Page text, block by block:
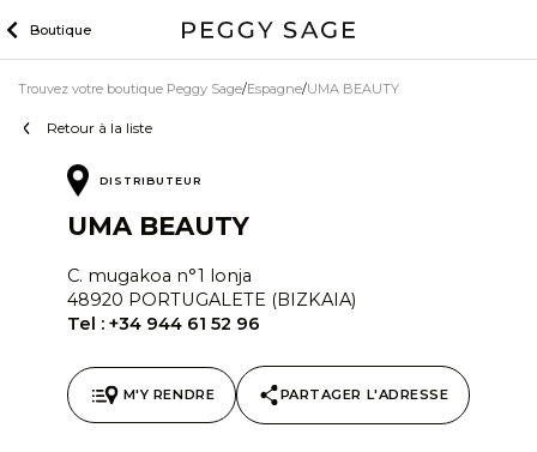
to
Boutique
Retour à la liste
Trouvez votre boutique Peggy Sage Espagne UMA BEAUTY
DISTRIBUTEUR
UMA BEAUTY
C. mugakoa n°1 lonja
48920 PORTUGALETE (BIZKAIA)
Tel : +34 944 61 52 96
M'Y RENDRE PARTAGER L'ADRESSE